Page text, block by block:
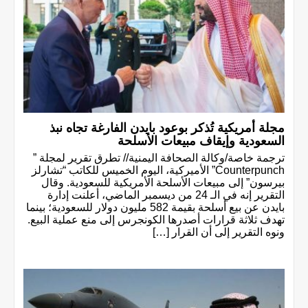
مجلة أمريكية تُذكر بوعود بايدن الفارغة تجاه نبذ
السعودية وإيقاف مبيعات الأسلحة
ترجمة خاصة/وكالة الصحافة اليمنية// تطرق تقرير لمجلة ”
Counterpunch” الأميركية، اليوم الخميس للكاتب “تشارلز
بيرسون” إلى مبيعات الأسلحة الأمريكية للسعودية. وقال
التقرير إنه في الـ 24 من ديسمبر الماضي، أعلنت إدارة
بايدن عن بيع أسلحة بقيمة 582 مليون دولار للسعودية؛ بينما
تهدف ثلاثة قرارات أصدرها الكونجرس إلى منع عملية البيع.
ونوه التقرير إلى أن القرار […]